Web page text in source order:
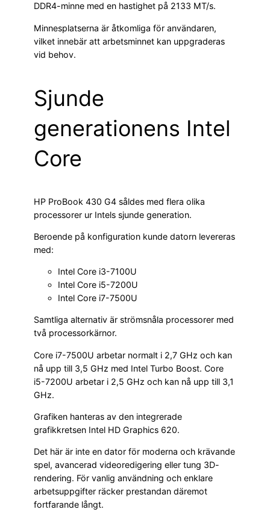
DDR4-minne med en hastighet på 2133 MT/s.
Minnesplatserna är åtkomliga för användaren,
vilket innebär att arbetsminnet kan uppgraderas
vid behov.
Sjunde
generationens Intel
Core
HP ProBook 430 G4 såldes med flera olika
processorer ur Intels sjunde generation.
Beroende på konfiguration kunde datorn levereras
med:
Intel Core i3-7100U
Intel Core i5-7200U
Intel Core i7-7500U
Samtliga alternativ är strömsnåla processorer med
två processorkärnor.
Core i7-7500U arbetar normalt i 2,7 GHz och kan
nå upp till 3,5 GHz med Intel Turbo Boost. Core
i5-7200U arbetar i 2,5 GHz och kan nå upp till 3,1
GHz.
Grafiken hanteras av den integrerade
grafikkretsen Intel HD Graphics 620.
Det här är inte en dator för moderna och krävande
spel, avancerad videoredigering eller tung 3D-
rendering. För vanlig användning och enklare
arbetsuppgifter räcker prestandan däremot
fortfarande långt.